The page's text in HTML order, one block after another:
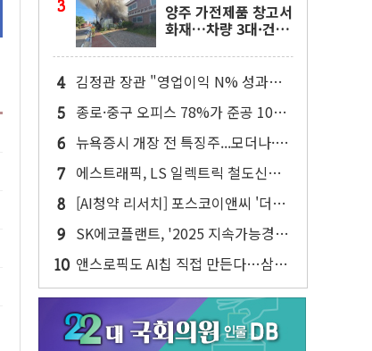
양주 가전제품 창고서
화재…차량 3대·건물
김정관 장관 "영업이익 N% 성과급
반대…상법·자본시장법 개정 논의"
종로·중구 오피스 78%가 준공 10년
이상…리뉴얼이 경쟁력 가른다
뉴욕증시 개장 전 특징주...모더나·아
이온큐·도어대시↑ VS 샌디스크·피
그마·앱러빈↓
에스트래픽, LS 일렉트릭 철도신호
사업 인수 계약
[AI청약 리서치] 포스코이앤씨 '더샵
트리센트', 1순위 평균 18대 1 마감
SK에코플랜트, '2025 지속가능경영
보고서' 발간…AI·반도체 성과 집약
앤스로픽도 AI칩 직접 만든다…삼성
전자 2나노 수주 '촉각'